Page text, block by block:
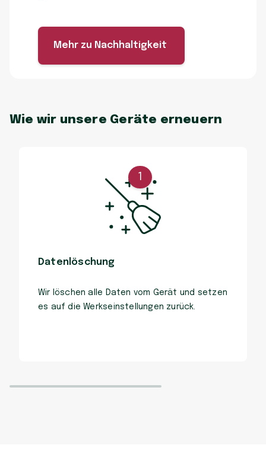
Mehr zu Nachhaltigkeit
Wie wir unsere Geräte erneuern
Datenlöschung
Wir löschen alle Daten vom Gerät und setzen
es auf die Werkseinstellungen zurück.